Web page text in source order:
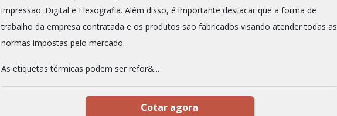
impressão: Digital e Flexografia. Além disso, é importante destacar que a forma de
trabalho da empresa contratada e os produtos são fabricados visando atender todas as
normas impostas pelo mercado.
As etiquetas térmicas podem ser refor&...
Cotar agora